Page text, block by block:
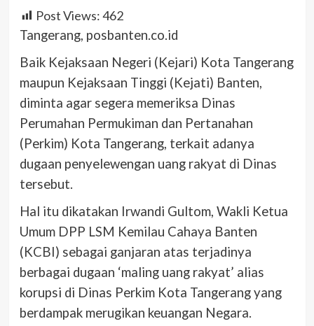
Post Views:462
Tangerang, posbanten.co.id
Baik Kejaksaan Negeri (Kejari) Kota Tangerang
maupun Kejaksaan Tinggi (Kejati) Banten,
diminta agar segera memeriksa Dinas
Perumahan Permukiman dan Pertanahan
(Perkim) Kota Tangerang, terkait adanya
dugaan penyelewengan uang rakyat di Dinas
tersebut.
Hal itu dikatakan Irwandi Gultom, Wakli Ketua
Umum DPP LSM Kemilau Cahaya Banten
(KCBI) sebagai ganjaran atas terjadinya
berbagai dugaan ‘maling uang rakyat’ alias
korupsi di Dinas Perkim Kota Tangerang yang
berdampak merugikan keuangan Negara.